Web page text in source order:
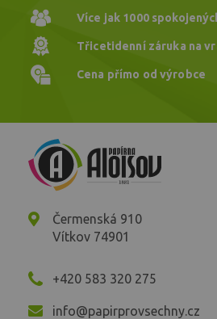
Více jak 1000
Třicetidenní záruka na
Cena přímo od výrobce
Čermenská 910
Vítkov 74901
+420 583 320 275
info@papirprovsechny.cz